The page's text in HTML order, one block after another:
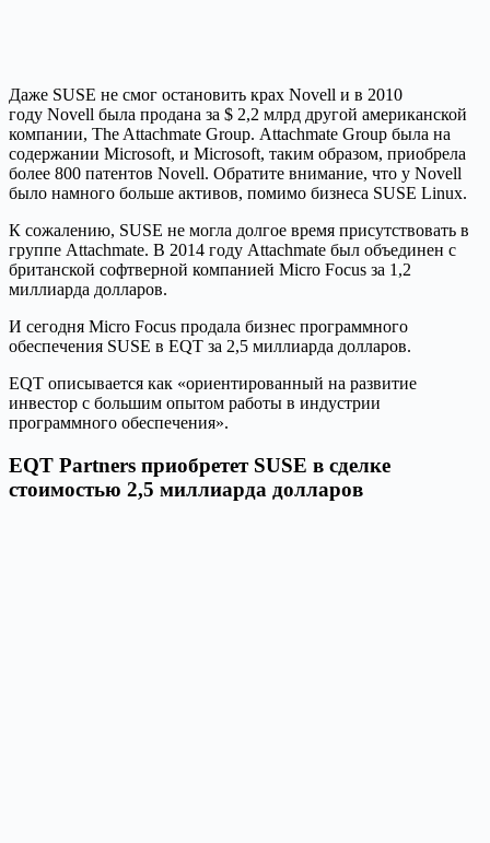
Даже SUSE не смог остановить крах Novell и в 2010
году Novell была продана за $ 2,2 млрд другой американской
компании, The Attachmate Group. Attachmate Group была на
содержании Microsoft, и Microsoft, таким образом, приобрела
более 800 патентов Novell. Обратите внимание, что у Novell
было намного больше активов, помимо бизнеса SUSE Linux.
К сожалению, SUSE не могла долгое время присутствовать в
группе Attachmate. В 2014 году Attachmate был объединен с
британской софтверной компанией Micro Focus за 1,2
миллиарда долларов.
И сегодня Micro Focus продала бизнес программного
обеспечения SUSE в EQT за 2,5 миллиарда долларов.
EQT описывается как «ориентированный на развитие
инвестор с большим опытом работы в индустрии
программного обеспечения».
EQT Partners приобретет SUSE в сделке
стоимостью 2,5 миллиарда долларов